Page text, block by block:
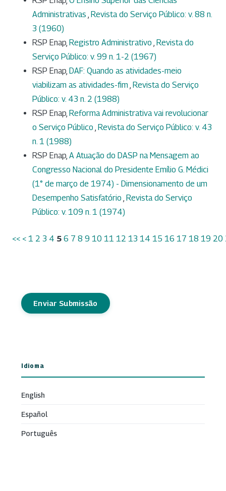
Administrativas Revista do Serviço Público: v. 88 n.
3 (1960)
RSP Enap, Registro Administrativo Revista do
Serviço Público: v. 99 n. 1-2 (1967)
RSP Enap, DAF: Quando as atividades-meio
viabilizam as atividades-fim Revista do Serviço
Público: v. 43 n. 2 (1988)
RSP Enap, Reforma Administrativa vai revolucionar
o Serviço Público Revista do Serviço Público: v. 43
n. 1 (1988)
RSP Enap, A Atuação do DASP na Mensagem ao
Congresso Nacional do Presidente Emílio G. Médici
(1° de março de 1974) - Dimensionamento de um
Desempenho Satisfatório Revista do Serviço
Público: v. 109 n. 1 (1974)
<< < 1 2 3 4 5 6 7 8 9 10 11 12 13 14 15 16 17 18 19 20
Enviar Submissão
Idioma
English
Español
Português